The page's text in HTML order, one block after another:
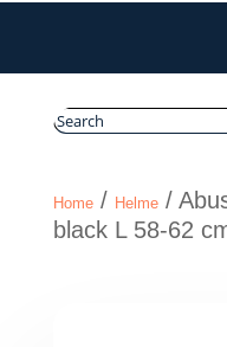
Home/ Helme/
black L 58-62